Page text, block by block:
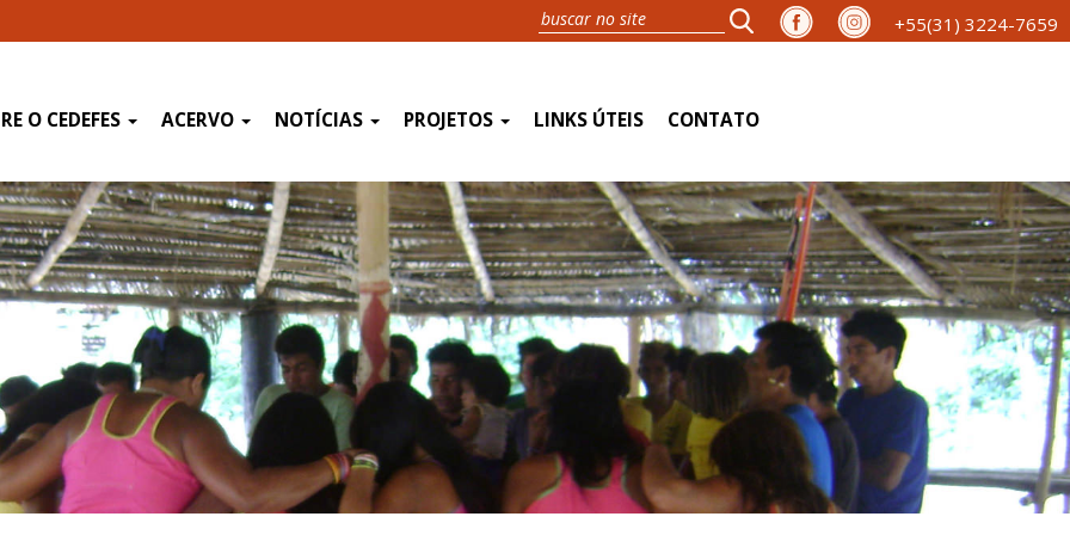
+55(31) 3224-7659
O CEDEFES ACERVO NOTÍCIAS PROJETOS LINKS ÚTEIS CONTATO